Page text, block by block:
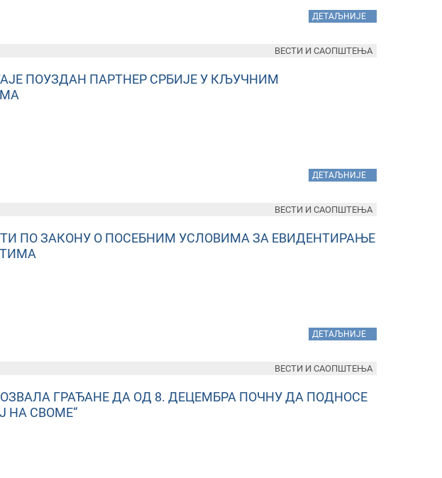
ДЕТАЉНИЈЕ
ПОУЗДАН ПАРТНЕР СРБИЈЕ У КЉУЧНИМ
ДЕТАЉНИЈЕ
ВЕСТИ И САОПШТЕЊА
ПО ЗАКОНУ О ПОСЕБНИМ УСЛОВИМА ЗА ЕВИДЕНТИРАЊЕ
ДЕТАЉНИЈЕ
ВЕСТИ И САОПШТЕЊА
ГРАЂАНЕ ДА ОД 8. ДЕЦЕМБРА ПОЧНУ ДА ПОДНОСЕ
НА СВОМЕ“
ВЕСТИ И САОПШТЕЊА